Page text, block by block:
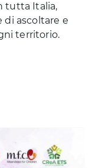
tutta Italia,
di ascoltare e
territorio.